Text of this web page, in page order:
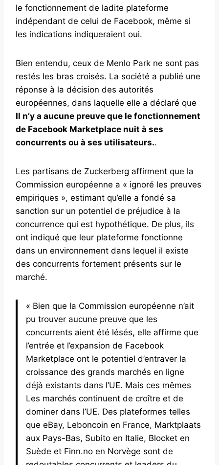
le fonctionnement de ladite plateforme
indépendant de celui de Facebook, même si
les indications indiqueraient oui.
Bien entendu, ceux de Menlo Park ne sont pas
restés les bras croisés. La société a publié une
réponse à la décision des autorités
européennes, dans laquelle elle a déclaré que
Il n’y a aucune preuve que le fonctionnement
de Facebook Marketplace nuit à ses
concurrents ou à ses utilisateurs..
Les partisans de Zuckerberg affirment que la
Commission européenne a « ignoré les preuves
empiriques », estimant qu’elle a fondé sa
sanction sur un potentiel de préjudice à la
concurrence qui est hypothétique. De plus, ils
ont indiqué que leur plateforme fonctionne
dans un environnement dans lequel il existe
des concurrents fortement présents sur le
marché.
« Bien que la Commission européenne n’ait
pu trouver aucune preuve que les
concurrents aient été lésés, elle affirme que
l’entrée et l’expansion de Facebook
Marketplace ont le potentiel d’entraver la
croissance des grands marchés en ligne
déjà existants dans l’UE. Mais ces mêmes
Les marchés continuent de croître et de
dominer dans l’UE. Des plateformes telles
que eBay, Leboncoin en France, Marktplaats
aux Pays-Bas, Subito en Italie, Blocket en
Suède et Finn.no en Norvège sont de